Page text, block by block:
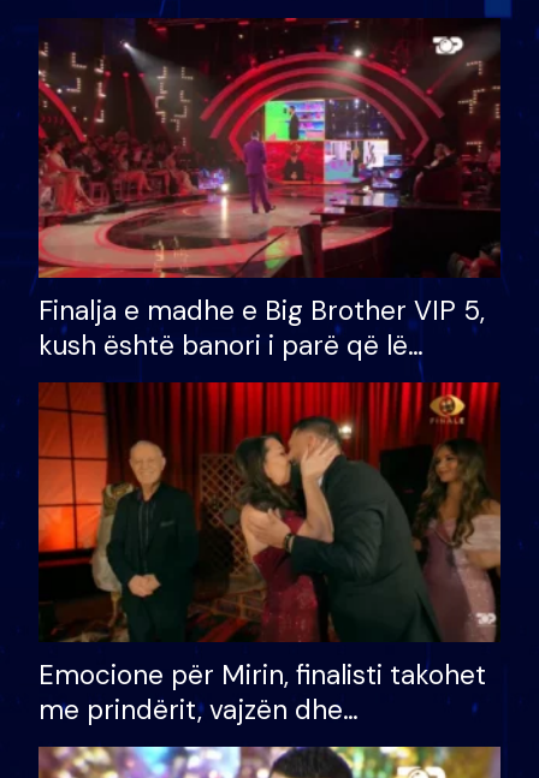
Finalja e madhe e Big Brother VIP 5,
kush është banori i parë që lë
shtëpinë dhe humb mundësinë për
të fituar çmimin e madh
Emocione për Mirin, finalisti takohet
me prindërit, vajzën dhe
bashkëshorten: S’kemi ndonjë letër